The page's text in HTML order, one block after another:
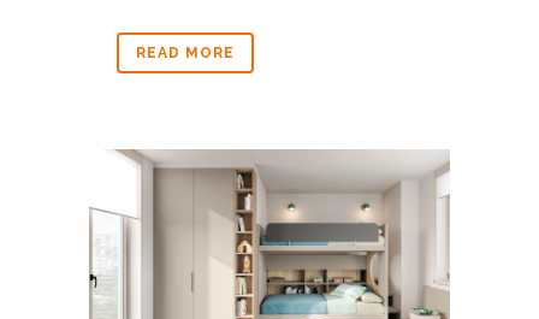
READ MORE